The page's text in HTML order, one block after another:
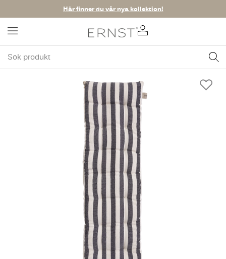
Här finner du vår nya kollektion!